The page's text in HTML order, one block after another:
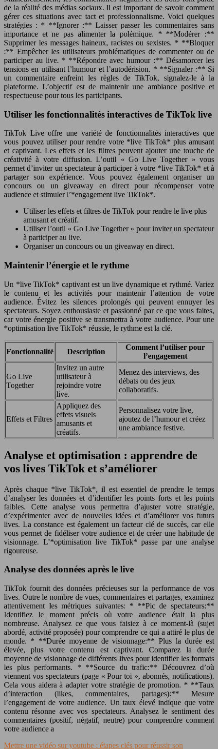
de la réalité des médias sociaux. Il est important de savoir comment
gérer ces situations avec tact et professionnalisme. Voici quelques
stratégies : * **Ignorer :** Laisser passer les commentaires sans
importance et ne pas alimenter la polémique. * **Modérer :**
Supprimer les messages haineux, racistes ou sexistes. * **Bloquer
:** Empêcher les utilisateurs problématiques de commenter ou de
participer au live. * **Répondre avec humour :** Désamorcer les
tensions en utilisant l’humour et l’autodérision. * **Signaler :** Si
un commentaire enfreint les règles de TikTok, signalez-le à la
plateforme. L’objectif est de maintenir une ambiance positive et
respectueuse pour tous les participants.
Utiliser les fonctionnalités interactives de TikTok live
TikTok Live offre une variété de fonctionnalités interactives que
vous pouvez utiliser pour rendre votre *live TikTok* plus amusant
et captivant. Les effets et les filtres peuvent ajouter une touche de
créativité à votre diffusion. L’outil « Go Live Together » vous
permet d’inviter un spectateur à participer à votre *live TikTok* et à
partager son expérience. Vous pouvez également organiser un
concours ou un giveaway en direct pour récompenser votre
audience et stimuler l’*engagement live TikTok*.
Utiliser les effets et filtres de TikTok pour rendre le live plus
amusant et créatif.
Utiliser l’outil « Go Live Together » pour inviter un spectateur
à participer au live.
Organiser un concours ou un giveaway en direct.
Maintenir l’énergie et le rythme
Un *live TikTok* captivant est un live dynamique et rythmé. Variez
le contenu et les activités pour maintenir l’attention de votre
audience. Évitez les silences prolongés qui peuvent ennuyer les
spectateurs. Soyez enthousiaste et passionné par ce que vous faites,
car votre énergie positive se transmettra à votre audience. Pour une
*optimisation live TikTok* réussie, le rythme est la clé.
Fonctionnalité Description
Comment l’utiliser pour
l’engagement
Go Live
Together
Invitez un autre
utilisateur à
rejoindre votre
live.
Menez des interviews, des
débats ou des jeux
collaboratifs.
Effets et Filtres
Appliquez des
effets visuels
amusants et
créatifs.
Personnalisez votre live,
ajoutez de l’humour et créez
une ambiance festive.
Analyse et optimisation : apprendre de
vos lives TikTok et s’améliorer
Après chaque *live TikTok*, il est essentiel de prendre le temps
d’analyser les données et d’identifier les points forts et les points
faibles. Cette analyse vous permettra d’ajuster votre stratégie,
d’expérimenter avec de nouvelles idées et d’améliorer vos futurs
lives. La constance est également un facteur clé de succès, car elle
vous permet de fidéliser votre audience et de créer une habitude de
visionnage. L’*optimisation live TikTok* passe par une analyse
rigoureuse.
Analyse des données après le live
TikTok fournit des données précieuses sur la performance de vos
lives. Outre le nombre de vues, commentaires et partages, examinez
attentivement les métriques suivantes: * **Pic de spectateurs:**
Identifiez le moment précis où votre audience était la plus
nombreuse. Analysez ce que vous faisiez à ce moment-là (sujet
abordé, activité proposée) pour comprendre ce qui a attiré le plus de
monde. * **Durée moyenne de visionnage:** Plus la durée est
élevée, plus votre contenu est captivant. Comparez la durée
moyenne de visionnage de différents lives pour identifier les formats
les plus performants. * **Source du trafic:** Découvrez d’où
viennent vos spectateurs (page « Pour toi », abonnés, notifications).
Cela vous aidera à adapter votre stratégie de promotion. * **Taux
d’interaction (likes, commentaires, partages):** Mesure
l’engagement de votre audience. Un taux élevé indique que votre
contenu résonne avec vos spectateurs. Analysez le sentiment des
commentaires (positif, négatif, neutre) pour comprendre comment
votre audience a
Mettre une vidéo sur youtube : étapes clés pour réussir son